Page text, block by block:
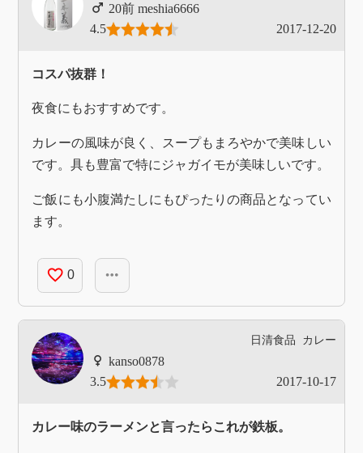
meshia6666
4.5
2017-12-20
コスパ抜群！
夜食にもおすすめです。
カレーの風味が良く、スープもまろやかで美味しい
です。具も豊富で特にジャガイモが美味しいです。
ご飯にも小腹満たしにもぴったりの商品となってい
ます。
favorite_border 0 more_horiz
日清食品 カレー
kanso0878
3.5
2017-10-17
カレー味のラーメンと言ったらこれが鉄板。